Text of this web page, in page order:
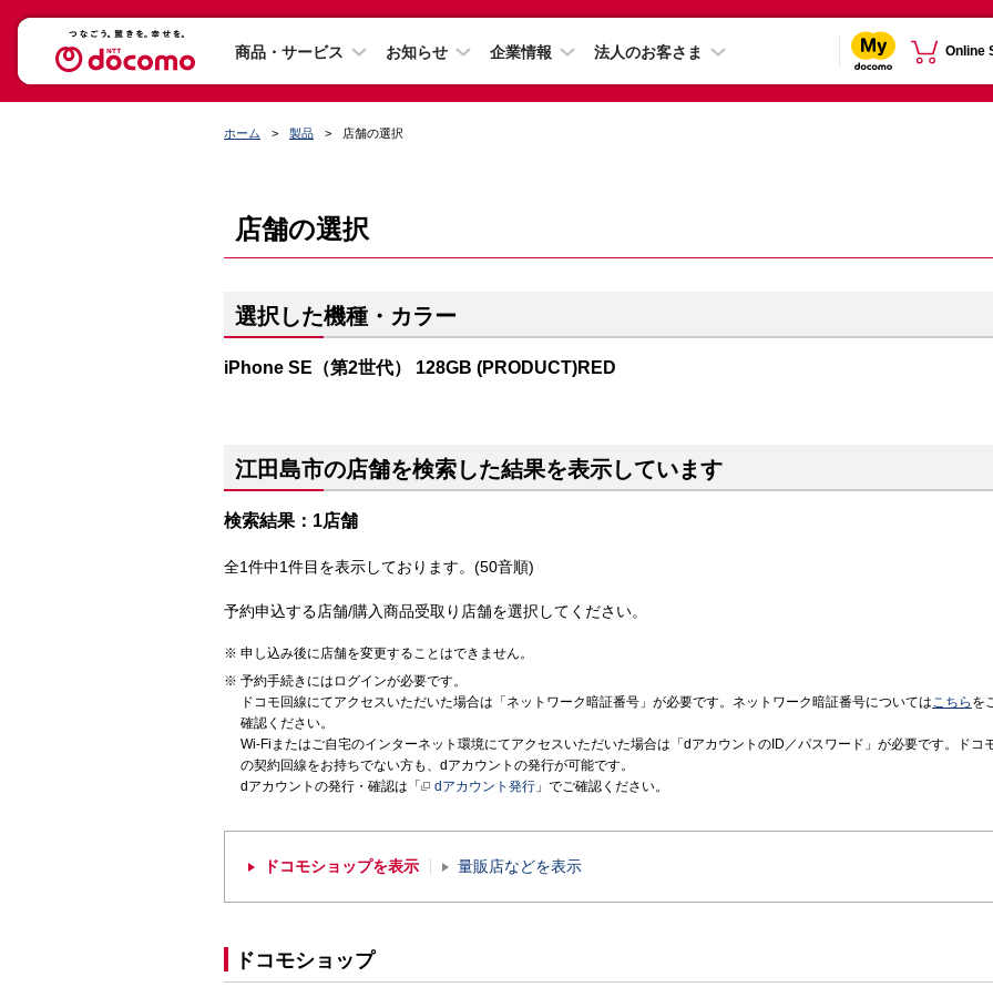
商品・サービス お知らせ 企業情報 法人のお客さま Online
ホーム 製品 店舗の選択
店舗の選択
選択した機種・カラー
iPhone SE（第2世代） 128GB (PRODUCT)RED
江田島市の店舗を検索した結果を表示しています
検索結果：1店舗
全1件中1件目を表示しております。(50音順)
予約申込する店舗/購入商品受取り店舗を選択してください。
申し込み後に店舗を変更することはできません。
予約手続きにはログインが必要です。
ドコモ回線にてアクセスいただいた場合は「ネットワーク暗証番号」が必要です。ネットワーク暗証番号についてはこちら を
確認ください。
Wi-Fiまたはご自宅のインターネット環境にてアクセスいただいた場合は「dアカウントのID／パスワード」が必要です。ドコ
の契約回線をお持ちでない方も、dアカウントの発行が可能です。
dアカウントの発行・確認は「
dアカウント発行 」でご確認ください。
ドコモショップを表示 量販店などを表示
ドコモショップ